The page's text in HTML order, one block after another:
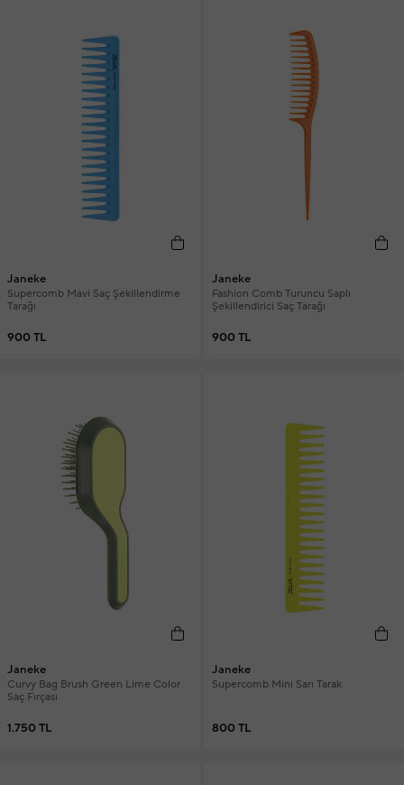
Janeke
Supercomb Mavi Saç Şekillendirme
Tarağı
900 TL
Janeke
Fashion Comb Turuncu Saplı
Şekillendirici Saç Tarağı
900 TL
Janeke
Curvy Bag Brush Green Lime Color
Saç Fırçası
1.750 TL
Janeke
Supercomb Mini Sarı Tarak
800 TL